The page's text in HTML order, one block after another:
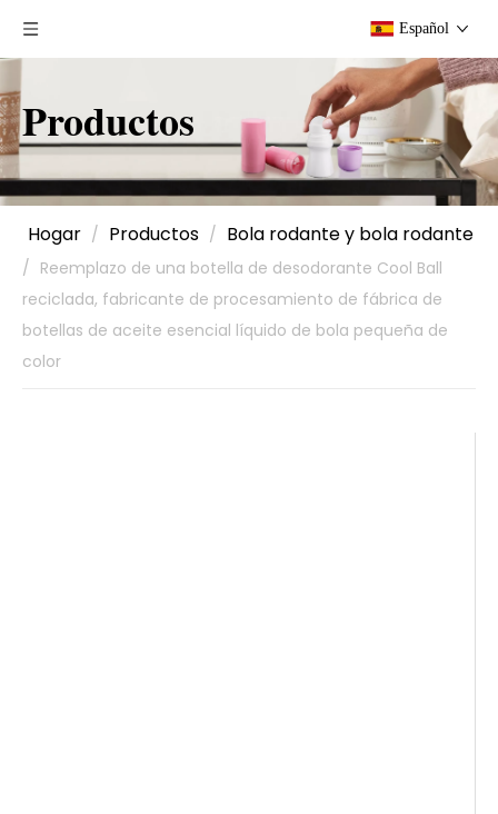
Español
Productos
Hogar / Productos / Bola rodante y bola rodante
/ Reemplazo de una botella de desodorante Cool Ball
reciclada, fabricante de procesamiento de fábrica de
botellas de aceite esencial líquido de bola pequeña de
color